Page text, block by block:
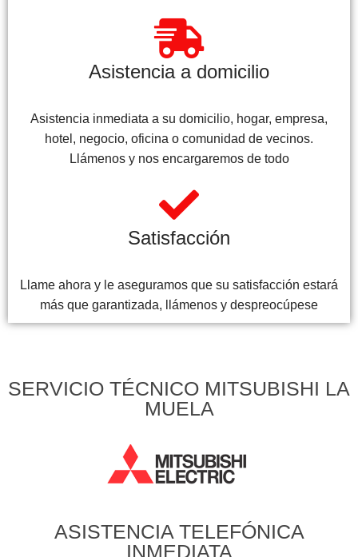
Asistencia a domicilio
Asistencia inmediata a su domicilio, hogar, empresa,
hotel, negocio, oficina o comunidad de vecinos.
Llámenos y nos encargaremos de todo
Satisfacción
Llame ahora y le aseguramos que su satisfacción estará
más que garantizada, llámenos y despreocúpese
SERVICIO TÉCNICO MITSUBISHI LA
MUELA
ASISTENCIA TELEFÓNICA
INMEDIATA